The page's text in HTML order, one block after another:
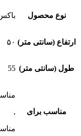
نوع محصول
ارتفاع (سانتی متر) ۵۰
طول (سانتی متر) 55
مناسب برای
,